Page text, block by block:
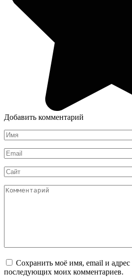
Добавить комментарий
Имя
*
Email
*
Сайт
Комментарий
Сохранить моё имя, email и адрес
последующих моих комментариев.